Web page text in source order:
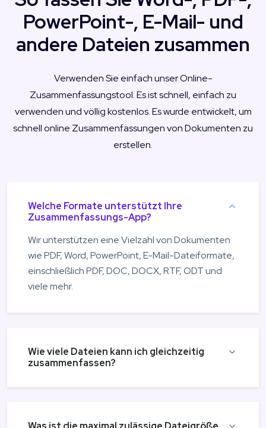
PowerPoint-, E-Mail- und
andere Dateien zusammen
Verwenden Sie einfach unser Online-
Zusammenfassungstool. Es ist schnell, einfach zu
verwenden und völlig kostenlos. Es wurde entwickelt, um
schnell online Zusammenfassungen von Dokumenten zu
erstellen.
Welche Formate unterstützt Ihre
Zusammenfassungs-App?
Wir unterstützen eine Vielzahl von Dokumenten
wie PDF, Word, PowerPoint, E-Mail-Dateiformate,
einschließlich PDF, DOC, DOCX, RTF, ODT und
viele mehr.
Wie viele Dateien kann ich gleichzeitig
zusammenfassen?